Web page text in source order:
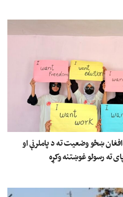
ښځو وضعیت ته د پاملرنې او
ته رسولو غوښتنه وکړه